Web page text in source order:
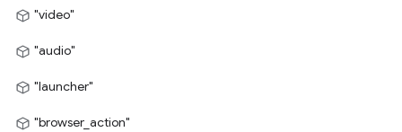
"video"
"audio"
"launcher"
"browser_action"